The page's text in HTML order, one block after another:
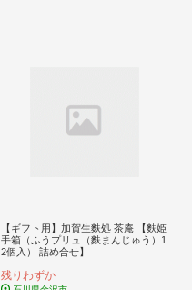
【ギフト用】加賀生麩処 茶庵 【麩姫
手箱（ふうプリュ（麩まんじゅう）1
2個入） 詰め合せ】
残りわずか